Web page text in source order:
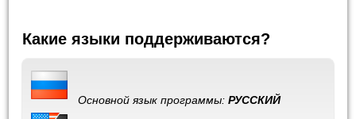
Какие языки поддерживаются?
Основной язык программы:РУССКИЙ